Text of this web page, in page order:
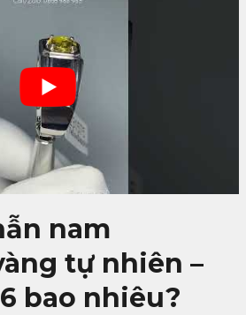
nam
tự nhiên –
bao nhiêu?